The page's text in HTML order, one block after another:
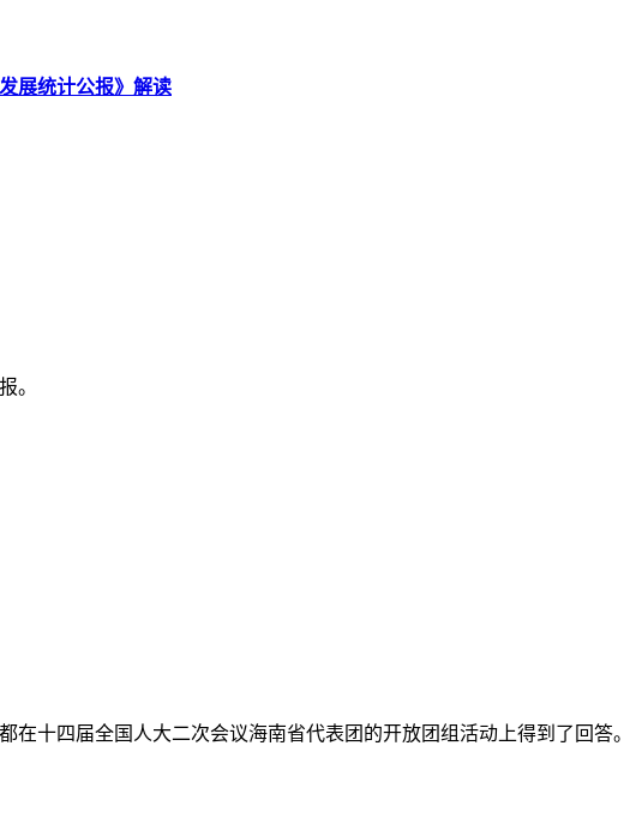
展统计公报》解读
。
十四届全国人大二次会议海南省代表团的开放团组活动上得到了回答。